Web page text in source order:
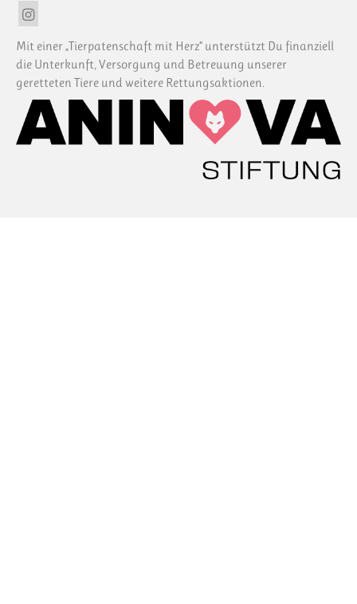
Mit einer „Tierpatenschaft mit Herz“ unterstützt Du finanziell
die Unterkunft, Versorgung und Betreuung unserer
geretteten Tiere und weitere Rettungsaktionen.